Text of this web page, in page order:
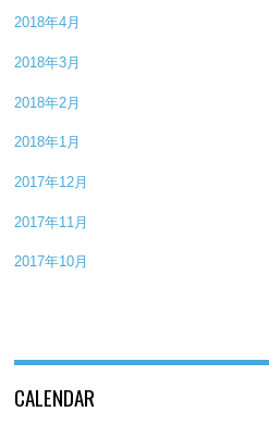
2018年4月
2018年3月
2018年2月
2018年1月
2017年12月
2017年11月
2017年10月
CALENDAR